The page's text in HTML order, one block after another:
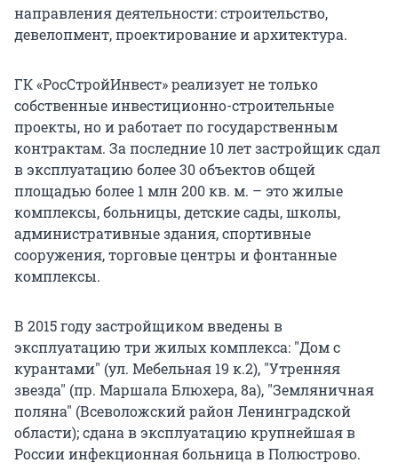
направления деятельности: строительство,
девелопмент, проектирование и архитектура.
ГК «РосСтройИнвест» реализует не только
собственные инвестиционно-строительные
проекты, но и работает по государственным
контрактам. За последние 10 лет застройщик сдал
в эксплуатацию более 30 объектов общей
площадью более 1 млн 200 кв. м. – это жилые
комплексы, больницы, детские сады, школы,
административные здания, спортивные
сооружения, торговые центры и фонтанные
комплексы.
В 2015 году застройщиком введены в
эксплуатацию три жилых комплекса: "Дом с
курантами" (ул. Мебельная 19 к.2), "Утренняя
звезда" (пр. Маршала Блюхера, 8а), "Земляничная
поляна" (Всеволожский район Ленинградской
области); сдана в эксплуатацию крупнейшая в
России инфекционная больница в Полюстрово.